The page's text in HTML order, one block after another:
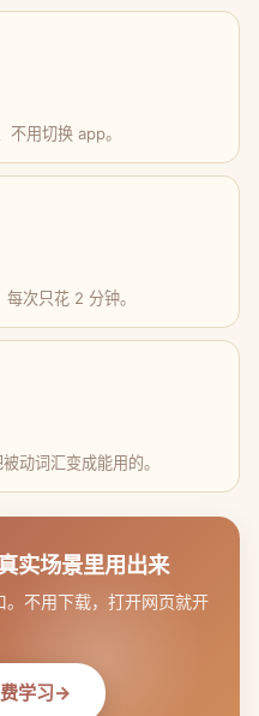
不用切换 app。
次只花 2 分钟。
动词汇变成能用的。
实场景里用出来
不用下载，打开网页就开
学习